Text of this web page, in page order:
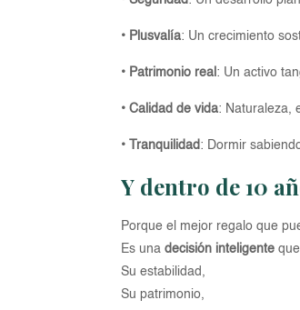
• Plusvalía: Un crecimiento
• Patrimonio real : Un activo
• Calidad de vida: Naturaleza,
• Tranquilidad : Dormir
Y dentro de 10
Porque el mejor regalo que
Es una decisión inteligente
Su estabilidad,
Su patrimonio,